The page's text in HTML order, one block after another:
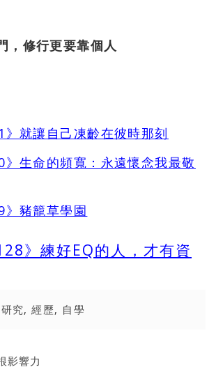
，修行更要靠個人
》就讓自己凍齡在彼時那刻
》生命的頻寬：永遠懷念我最敬
》豬籠草學園
》練好EQ的人，才有資
研究,經歷, 自學
影響力